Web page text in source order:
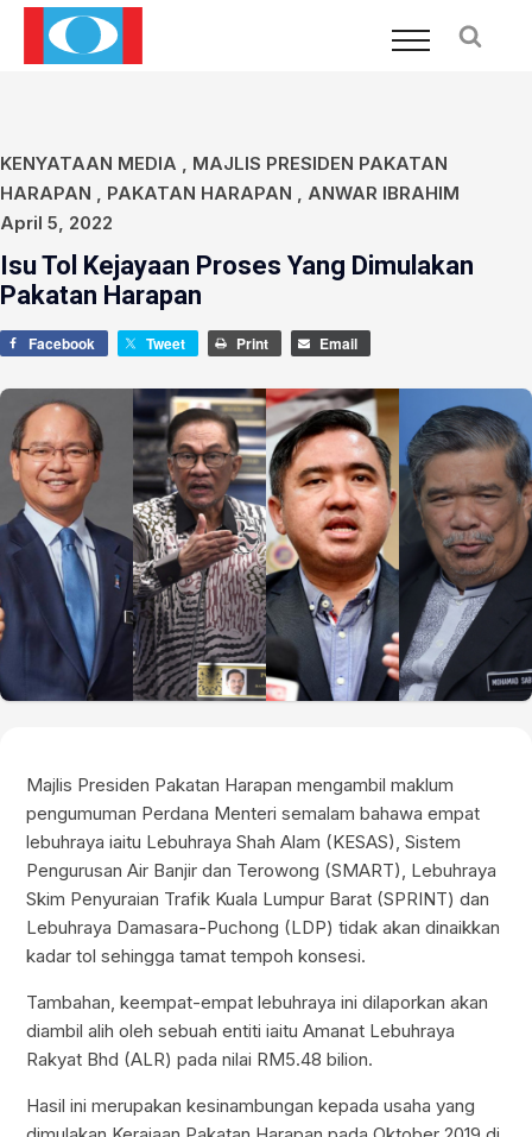
KENYATAAN MEDIA , MAJLIS PRESIDEN PAKATAN
HARAPAN , PAKATAN HARAPAN , ANWAR IBRAHIM
April 5, 2022
Isu Tol Kejayaan Proses Yang Dimulakan
Pakatan Harapan
Facebook Tweet Print Email
Majlis Presiden Pakatan Harapan mengambil maklum
pengumuman Perdana Menteri semalam bahawa empat
lebuhraya iaitu Lebuhraya Shah Alam (KESAS), Sistem
Pengurusan Air Banjir dan Terowong (SMART), Lebuhraya
Skim Penyuraian Trafik Kuala Lumpur Barat (SPRINT) dan
Lebuhraya Damasara-Puchong (LDP) tidak akan dinaikkan
kadar tol sehingga tamat tempoh konsesi.
Tambahan, keempat-empat lebuhraya ini dilaporkan akan
diambil alih oleh sebuah entiti iaitu Amanat Lebuhraya
Rakyat Bhd (ALR) pada nilai RM5.48 bilion.
Hasil ini merupakan kesinambungan kepada usaha yang